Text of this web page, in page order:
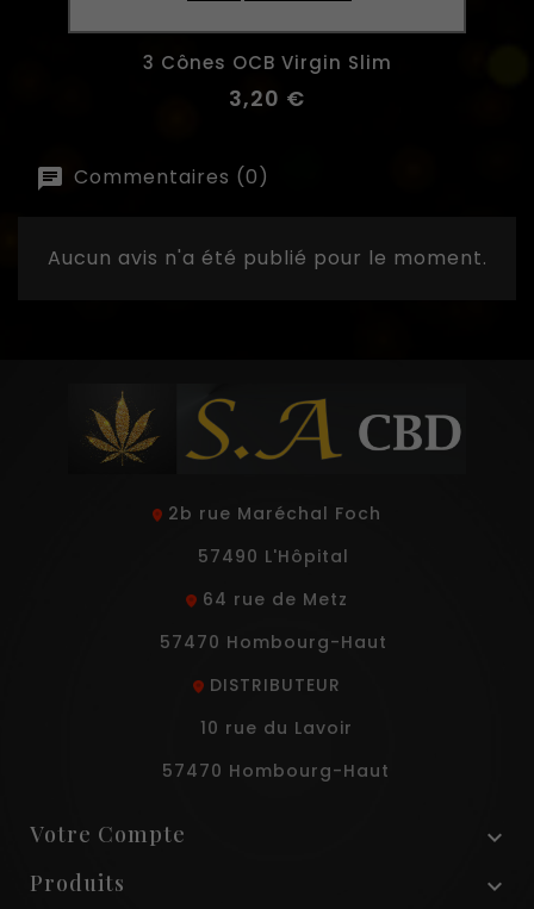
3 Cônes OCB Virgin Slim
3,20 €
Commentaires (0)
Aucun avis n'a été publié pour le moment.
2b rue Maréchal Foch
57490 L'Hôpital
64 rue de Metz
57470 Hombourg-Haut
DISTRIBUTEUR
10 rue du Lavoir
57470 Hombourg-Haut
Votre Compte

Produits
